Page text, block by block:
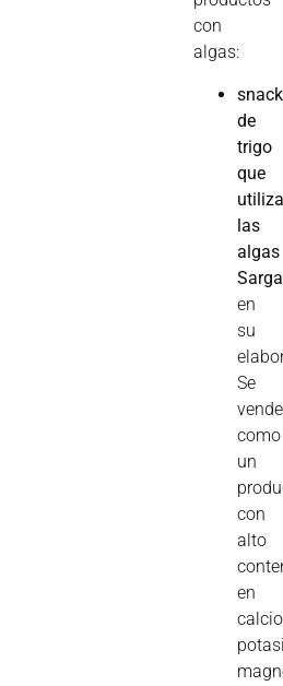
con
algas:
de
trigo
que
las
algas
en
su
Se
vende
como
un
con
alto
en
calcio,